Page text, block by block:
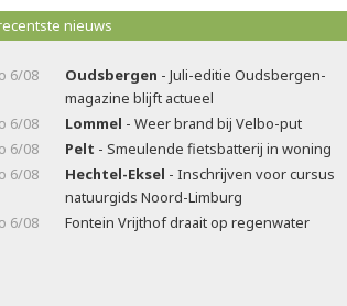
nieuws
6/08 Oudsbergen - Juli-editie Oudsbergen-
magazine blijft actueel
6/08
Lommel - Weer brand bij Velbo-put
6/08
Pelt - Smeulende fietsbatterij in woning
6/08
Hechtel-Eksel - Inschrijven voor cursus
natuurgids Noord-Limburg
6/08
Fontein Vrijthof draait op regenwater